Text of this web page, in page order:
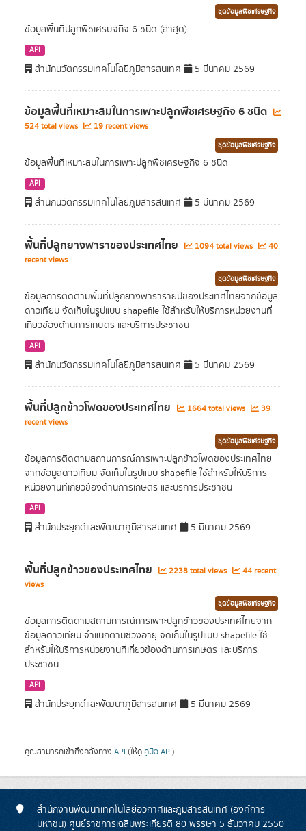
ชุดข้อมูลพืชเศรษฐกิจ
ข้อมูลพื้นที่ปลูกพืชเศรษฐกิจ 6 ชนิด (ล่าสุด)
API
สำนักนวัตกรรมเทคโนโลยีภูมิสารสนเทศ 5 มีนาคม 2569
ข้อมูลพื้นที่เหมาะสมในการเพาะปลูกพืชเศรษฐกิจ 6 ชนิด
524 total views 19 recent views
ชุดข้อมูลพืชเศรษฐกิจ
ข้อมูลพื้นที่เหมาะสมในการเพาะปลูกพืชเศรษฐกิจ 6 ชนิด
API
สำนักนวัตกรรมเทคโนโลยีภูมิสารสนเทศ 5 มีนาคม 2569
พื้นที่ปลูกยางพาราของประเทศไทย 1094 total views
40
recent views
ชุดข้อมูลพืชเศรษฐกิจ
ข้อมูลการติดตามพื้นที่ปลูกยางพารารายปีของประเทศไทยจากข้อมูล
ดาวเทียม จัดเก็บในรูปแบบ shapefile ใช้สำหรับให้บริการหน่วยงานที่
เกี่ยวข้องด้านการเกษตร และบริการประชาชน
API
สำนักนวัตกรรมเทคโนโลยีภูมิสารสนเทศ 5 มีนาคม 2569
พื้นที่ปลูกข้าวโพดของประเทศไทย 1664 total views
39
recent views
ชุดข้อมูลพืชเศรษฐกิจ
ข้อมูลการติดตามสถานการณ์การเพาะปลูกข้าวโพดของประเทศไทย
จากข้อมูลดาวเทียม จัดเก็บในรูปแบบ shapefile ใช้สำหรับให้บริการ
หน่วยงานที่เกี่ยวข้องด้านการเกษตร และบริการประชาชน
API
สำนักประยุกต์และพัฒนาภูมิสารสนเทศ 5 มีนาคม 2569
พื้นที่ปลูกข้าวของประเทศไทย 2238 total views
44 recent
views
ชุดข้อมูลพืชเศรษฐกิจ
ข้อมูลการติดตามสถานการณ์การเพาะปลูกข้าวของประเทศไทยจาก
ข้อมูลดาวเทียม จำแนกตามช่วงอายุ จัดเก็บในรูปแบบ shapefile ใช้
สำหรับให้บริการหน่วยงานที่เกี่ยวข้องด้านการเกษตร และบริการ
ประชาชน
API
สำนักประยุกต์และพัฒนาภูมิสารสนเทศ 5 มีนาคม 2569
คุณสามารถเข้าถึงคลังทาง API (ให้ดู คู่มือ API).
สำนักงานพัฒนาเทคโนโลยีอวกาศและภูมิสารสนเทศ (องค์การ
มหาชน) ศูนย์ราชการเฉลิมพระเกียรติ 80 พรรษา 5 ธันวาคม 2550